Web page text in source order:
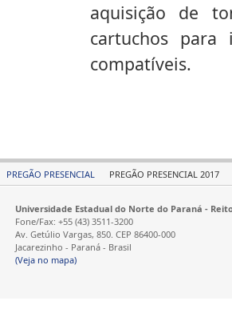
aquisição de
cartuchos
compatíveis.
PREGÃO PRESENCIAL PREGÃO PRESENCIAL 2017
Universidade Estadual do Norte do Paraná -
Fone/Fax: +55 (43) 3511-3200
Av. Getúlio Vargas, 850. CEP 86400-000
Jacarezinho - Paraná - Brasil
(Veja no mapa)